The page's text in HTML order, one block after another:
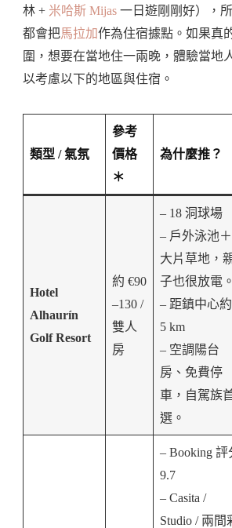
林 + 米哈斯 Mijas 一日遊剛剛好），
都會把馬拉加作為住宿據點。如果真
圍，想要在當地住一兩晚，體驗當地
以考慮以下的地區與住宿。
類型 / 氣氛
參考
價格
＊
為什麼推？
Hotel
Alhaurín
Golf Resort
約 €90
–130 /
雙人
房
– 18 洞球場
– 戶外泳池＋
大片草地，
子也很放電。
– 距鎮中心約
5 km
– 空調陽台
房、免費停
車，自駕族
選。
– Booking 評
9.7
– Casita /
Studio / 兩間